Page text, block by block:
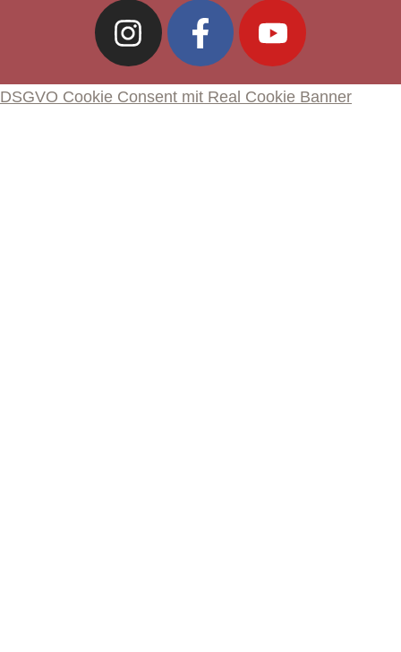
DSGVO Cookie Consent mit Real Cookie Banner